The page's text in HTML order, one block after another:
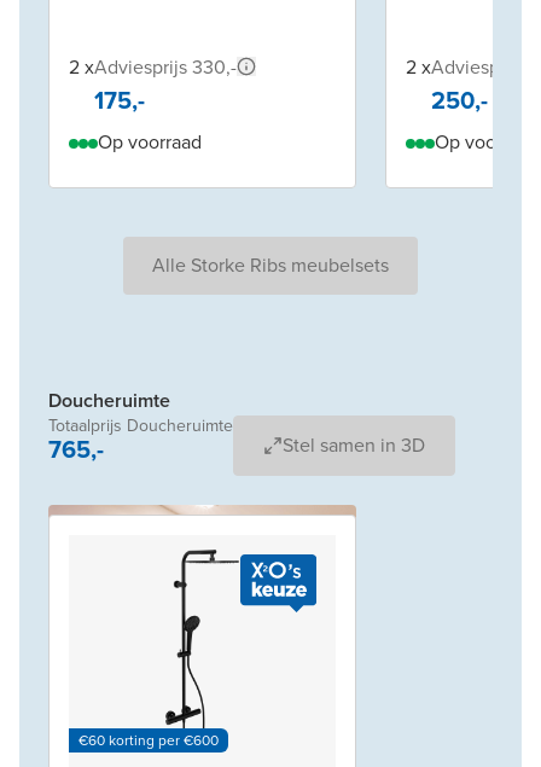
2 xAdviesprijs 330,-
175,-
Op voorraad
2 xAdviesprijs
250,-
Op voorraad
Alle Storke Ribs meubelsets
Doucheruimte
Totaalprijs Doucheruimte
765,- Stel samen in 3D
€60 korting per €600